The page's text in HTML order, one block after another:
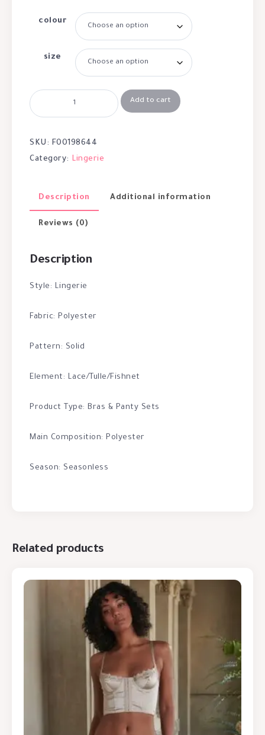
colour
size
Add to cart
SKU: F00198644
Category: Lingerie
Description Additional information
Reviews (0)
Description
Style: Lingerie
Fabric: Polyester
Pattern: Solid
Element: Lace/Tulle/Fishnet
Product Type: Bras & Panty Sets
Main Composition: Polyester
Season: Seasonless
Related products